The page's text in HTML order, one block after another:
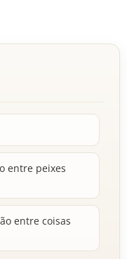
entre peixes
entre coisas